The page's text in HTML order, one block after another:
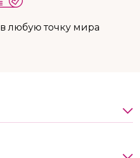
любую точку мира